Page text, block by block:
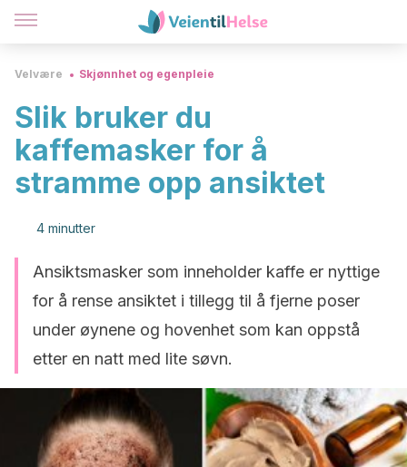
Velvære Skjønnhet og egenpleie
Slik bruker du
kaffemasker for å
stramme opp ansiktet
4 minutter
Ansiktsmasker som inneholder kaffe er nyttige
for å rense ansiktet i tillegg til å fjerne poser
under øynene og hovenhet som kan oppstå
etter en natt med lite søvn.